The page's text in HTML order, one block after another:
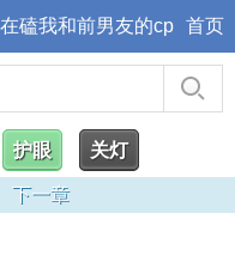
磕我和前男友的cp 首页
护眼 关灯
下一章